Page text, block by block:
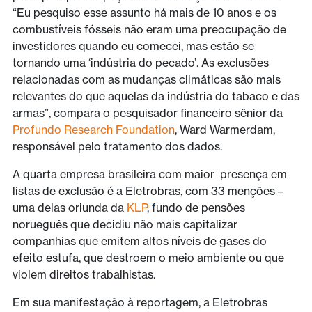
“Eu pesquiso esse assunto há mais de 10 anos e os
combustíveis fósseis não eram uma preocupação de
investidores quando eu comecei, mas estão se
tornando uma ‘indústria do pecado’. As exclusões
relacionadas com as mudanças climáticas são mais
relevantes do que aquelas da indústria do tabaco e das
armas”, compara o pesquisador financeiro sênior da
Profundo Research Foundation, Ward Warmerdam,
responsável pelo tratamento dos dados.
A quarta empresa brasileira com maior presença em
listas de exclusão é a Eletrobras, com 33 menções –
uma delas oriunda da KLP, fundo de pensões
norueguês que decidiu não mais capitalizar
companhias que emitem altos níveis de gases do
efeito estufa, que destroem o meio ambiente ou que
violem direitos trabalhistas.
Em sua manifestação à reportagem, a Eletrobras